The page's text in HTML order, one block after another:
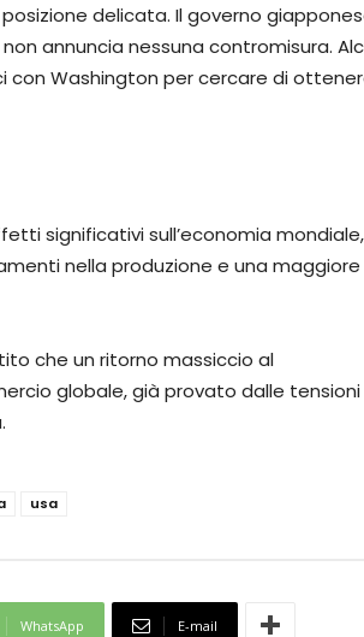
delicata. Il governo
annuncia nessuna contromisura.
con Washington per cercare di
significativi sull’economia mondiale,
nella produzione e una maggiore
che un ritorno massiccio al
globale, già provato dalle tensioni
usa
WhatsApp E-mail